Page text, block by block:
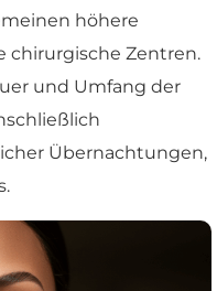
höhere
chirurgische Zentren.
und Umfang der
Übernachtungen,